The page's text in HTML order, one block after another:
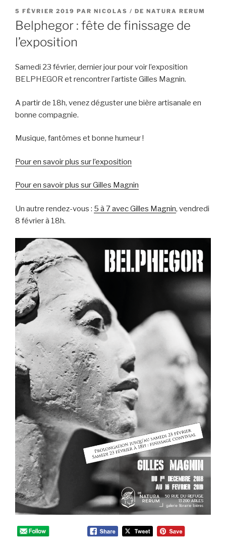
PUBLIÉ
LE
5 FÉVRIER 2019 PAR NICOLAS / DE NATURA RERUM
Belphegor : fête de finissage de
l’exposition
Samedi 23 février, dernier jour pour voir l’exposition
BELPHEGOR et rencontrer l’artiste Gilles Magnin.
A partir de 18h, venez déguster une bière artisanale en
bonne compagnie.
Musique, fantômes et bonne humeur !
Pour en savoir plus sur l’exposition
Pour en savoir plus sur Gilles Magnin
Un autre rendez-vous : 5 à 7 avec Gilles Magnin, vendredi
8 février à 18h.